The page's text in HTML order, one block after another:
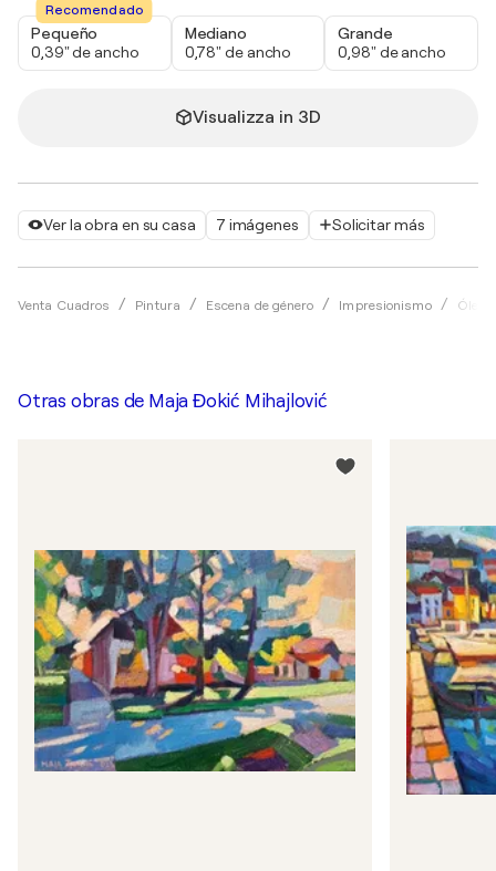
Ver la obra en su casa 7 imágenes Solicitar más
Venta Cuadros Pintura Escena de género Impresionismo Óleo
Recomendado
Pequeño
0,39" de ancho
Mediano
0,78" de ancho
Grande
0,98" de ancho
Visualizza in 3D
Otras obras de Maja Đokić Mihajlović